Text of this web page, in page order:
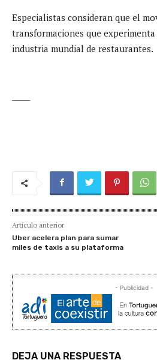
Especialistas consideran que el
transformaciones que
industria mundial de restaurantes.
Artículo anterior
Uber acelera plan para sumar
miles de taxis a su plataforma
- Publicidad -
DEJA UNA RESPUESTA